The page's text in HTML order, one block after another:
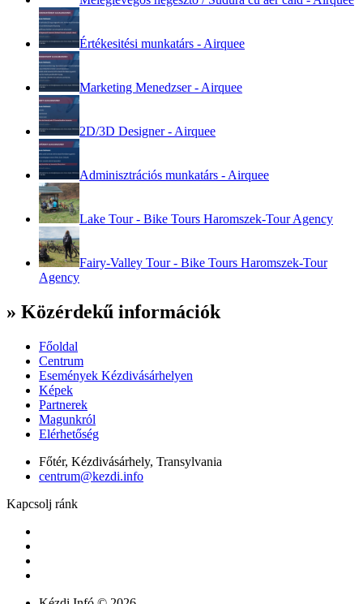
Értékesitési munkatárs - Airquee
Marketing Menedzser - Airquee
2D/3D Designer - Airquee
Adminisztrációs munkatárs - Airquee
Lake Tour - Bike Tours Haromszek-Tour Agency
Fairy-Valley Tour - Bike Tours Haromszek-Tour
Agency
» Közérdekű információk
Főoldal
Centrum
Események Kézdivásárhelyen
Képek
Partnerek
Magunkról
Elérhetőség
Főtér, Kézdivásárhely, Transylvania
centrum@kezdi.info
Kapcsolj ránk